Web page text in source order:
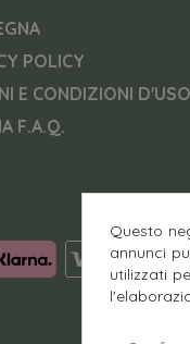
POLICY
E CONDIZIONI D'USO
F.A.Q.
Questo
annunci
utilizzati